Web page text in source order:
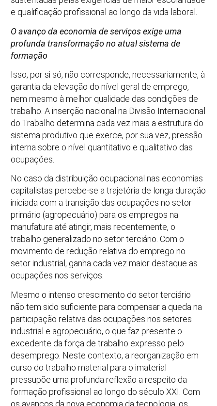
e qualificação profissional ao longo da vida laboral.
O avanço da economia de serviços exige uma
profunda transformação no atual sistema de
formação
Isso, por si só, não corresponde, necessariamente, à
garantia da elevação do nível geral de emprego,
nem mesmo à melhor qualidade das condições de
trabalho. A inserção nacional na Divisão Internacional
do Trabalho determina cada vez mais a estrutura do
sistema produtivo que exerce, por sua vez, pressão
interna sobre o nível quantitativo e qualitativo das
ocupações.
No caso da distribuição ocupacional nas economias
capitalistas percebe-se a trajetória de longa duração
iniciada com a transição das ocupações no setor
primário (agropecuário) para os empregos na
manufatura até atingir, mais recentemente, o
trabalho generalizado no setor terciário. Com o
movimento de redução relativa do emprego no
setor industrial, ganha cada vez maior destaque as
ocupações nos serviços.
Mesmo o intenso crescimento do setor terciário
não tem sido suficiente para compensar a queda na
participação relativa das ocupações nos setores
industrial e agropecuário, o que faz presente o
excedente da força de trabalho expresso pelo
desemprego. Neste contexto, a reorganização em
curso do trabalho material para o imaterial
pressupõe uma profunda reflexão a respeito da
formação profissional ao longo do século XXI. Com
os avanços da nova economia da tecnologia, os